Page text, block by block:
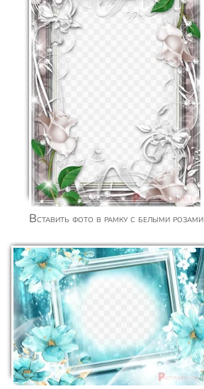
Вставить фото в рамку с белыми розами